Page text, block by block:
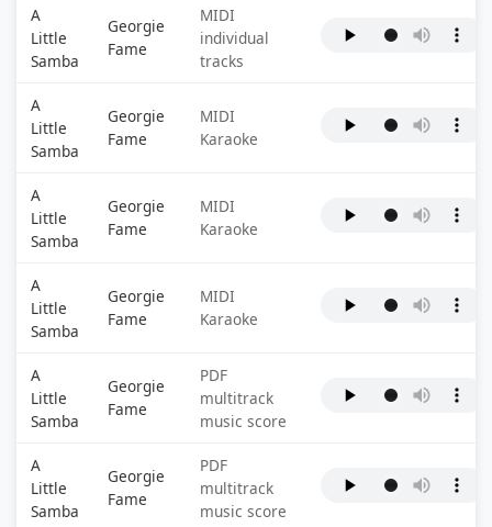
A
Little
Samba
Georgie
Fame
MIDI
individual
tracks
A
Little
Samba
Georgie
Fame
MIDI
Karaoke
A
Little
Samba
Georgie
Fame
MIDI
Karaoke
A
Little
Samba
Georgie
Fame
MIDI
Karaoke
A
Little
Samba
Georgie
Fame
PDF
multitrack
music score
A
Little
Samba
Georgie
Fame
PDF
multitrack
music score